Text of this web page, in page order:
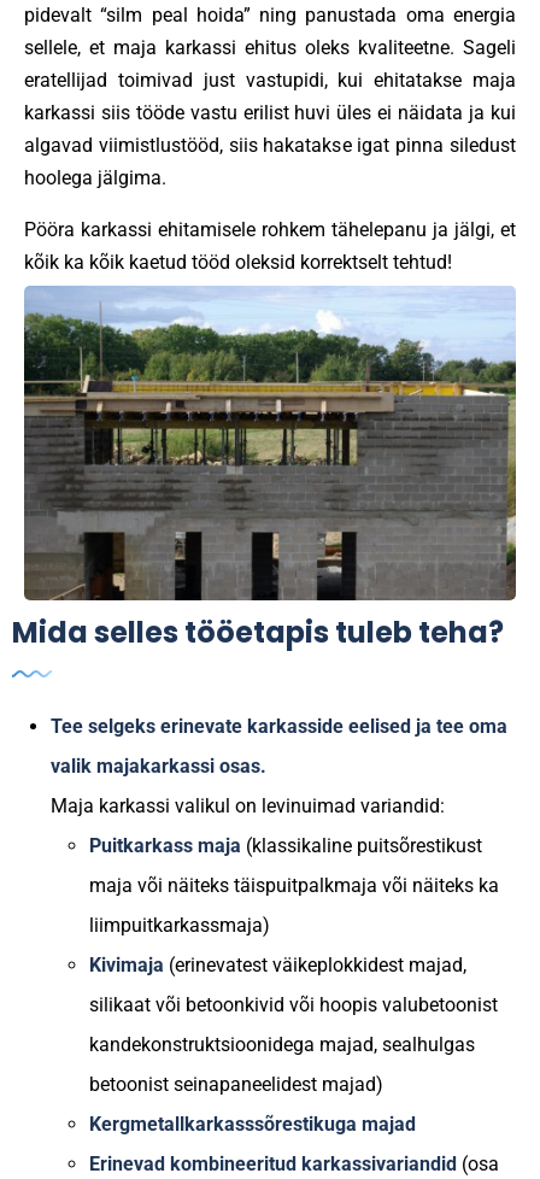
pidevalt “silm peal hoida” ning panustada oma energia
sellele, et maja karkassi ehitus oleks kvaliteetne. Sageli
eratellijad toimivad just vastupidi, kui ehitatakse maja
karkassi siis tööde vastu erilist huvi üles ei näidata ja kui
algavad viimistlustööd, siis hakatakse igat pinna siledust
hoolega jälgima.
Pööra karkassi ehitamisele rohkem tähelepanu ja jälgi, et
kõik ka kõik kaetud tööd oleksid korrektselt tehtud!
Mida selles tööetapis tuleb teha?
Tee selgeks erinevate karkasside eelised ja tee oma
valik majakarkassi osas.
Maja karkassi valikul on levinuimad variandid:
Puitkarkass maja (klassikaline puitsõrestikust
maja või näiteks täispuitpalkmaja või näiteks ka
liimpuitkarkassmaja)
Kivimaja (erinevatest väikeplokkidest majad,
silikaat või betoonkivid või hoopis valubetoonist
kandekonstruktsioonidega majad, sealhulgas
betoonist seinapaneelidest majad)
Kergmetallkarkasssõrestikuga majad
Erinevad kombineeritud karkassivariandid (osa